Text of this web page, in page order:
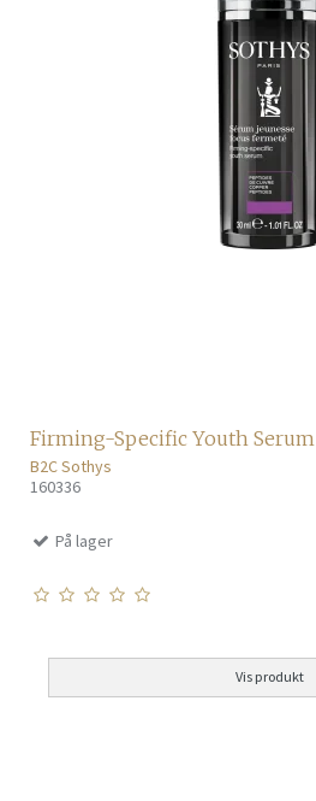
Firming-Specific Youth Serum
B2C Sothys
160336
På lager
Vis produkt